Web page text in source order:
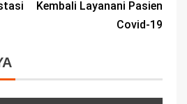
Kembali Layanani Pasien
Covid-19